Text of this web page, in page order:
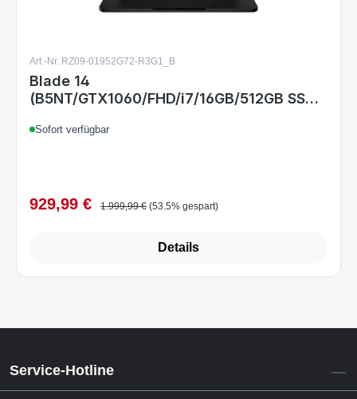
Art.-Nr. RZ09-01952G72-R3G1_B
Blade 14
(B5NT/GTX1060/FHD/i7/16GB/512GB SSD)
Sofort verfügbar
Verkaufspreis:
929,99 € Regulärer Preis:
1.999,99 € (53.5% gespart)
Details
Service-Hotline